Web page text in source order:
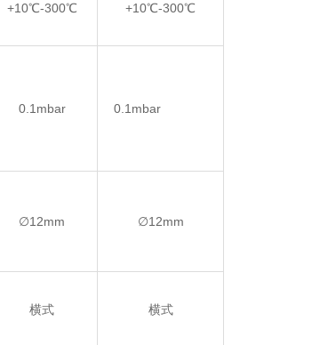
+10℃-300℃
+10℃-300℃
0.1mbar 0.1mbar
∅12mm ∅12mm
横式 横式